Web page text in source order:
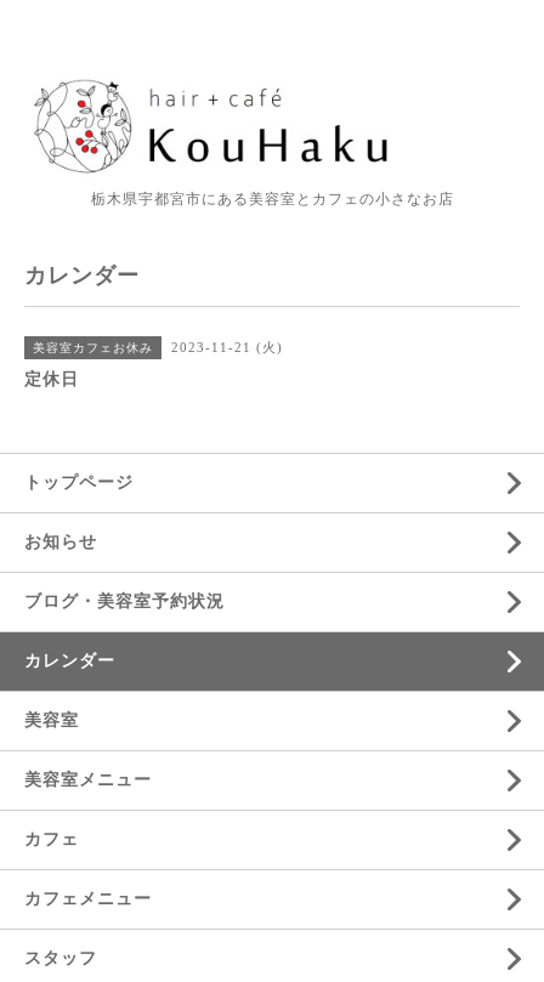
栃木県宇都宮市にある美容室とカフェの小さなお店
カレンダー
美容室カフェお休み 2023-11-21 (火)
定休日
トップページ
お知らせ
ブログ・美容室予約状況
カレンダー
美容室
美容室メニュー
カフェ
カフェメニュー
スタッフ